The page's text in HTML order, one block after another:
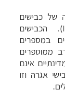
של כבישים
). הכבישים
במספרים
ממוספרים
אינם
אגרה וזו